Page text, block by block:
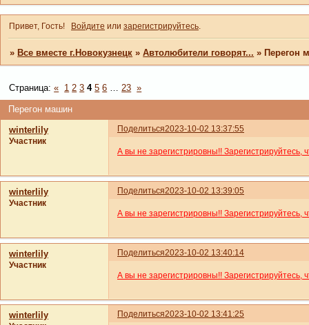
Привет, Гость! Войдите или зарегистрируйтесь.
»Все вместе г.Новокузнецк »Автолюбители говорят... »Перегон
Перегон машин
Страница:« 1 2 3 4 5 6 … 23 »
Поделиться2023-10-02 13:37:55
winterlily
Участник
А вы не зарегистрировны!! Зарегистрируйтесь,
Поделиться2023-10-02 13:39:05
winterlily
Участник
А вы не зарегистрировны!! Зарегистрируйтесь,
Поделиться2023-10-02 13:40:14
winterlily
Участник
А вы не зарегистрировны!! Зарегистрируйтесь,
Поделиться2023-10-02 13:41:25
winterlily